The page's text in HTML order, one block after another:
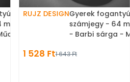
szám, 0
- 600.00
-
RUJZ DESIGNGyerek
számjegy - 64
- Barbi sárga -
fogantyú
1 528 Ft1 643 Ft